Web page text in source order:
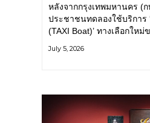
หลังจากกรุงเทพมหานคร (
ประชาชนทดลองใช้บริการ
(TAXI Boat)’ ทางเลือกให
แวดล้อม ผ่านแอปพลิเคชัน
July 5, 2026